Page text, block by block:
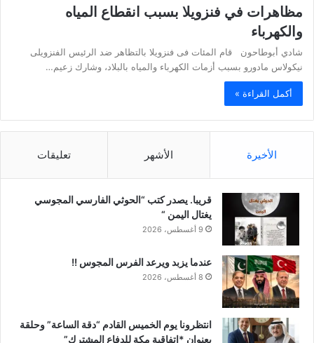
مظاهرات في فنزويلا بسبب انقطاع المياه
والكهرباء
شادي أبوطاحون قام المئات فى فنزويلا بالتظاهر ضد الرئيس الفنزويلى
نيكولاس مادورو بسبب أزمات الكهرباء والمياه بالبلاد، وشارك زعيم…
أكمل القراءة »
الأخيرة الأشهر تعليقات
قريبا. يصدر كتب “الحوثي الفارسي المجوسي
يغتال اليمن “
9 أغسطس، 2026
عندما يزبد ويرعد الفرس المجوس !!
8 أغسطس، 2026
انتظرونا يوم الخميس القادم “دقة الساعة” وحلقة
بعنوان *اتفاقية مكة للدفاع المشترك”